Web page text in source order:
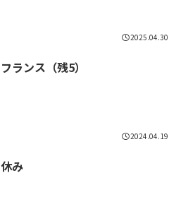
2025.04.30
フランス（残5）
2024.04.19
休み